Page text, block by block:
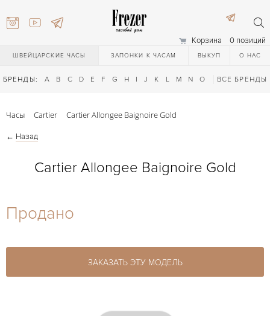
Корзина 0 позиций
ШВЕЙЦАРСКИЕ ЧАСЫ ЗАПОНКИ К ЧАСАМ ВЫКУП О НАС
БРЕНДЫ: A B C D E F G H I J K L M N O Q R S T
ВСЕ БРЕНДЫ
27-44
27-44
Часы Cartier Cartier Allongee Baignoire Gold
← Назад
Cartier Allongee Baignoire Gold
Продано
ЗАКАЗАТЬ ЭТУ МОДЕЛЬ